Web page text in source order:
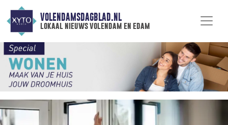
VOLENDAMSDAGBLAD.NL
lokaal nieuws volendam en edam